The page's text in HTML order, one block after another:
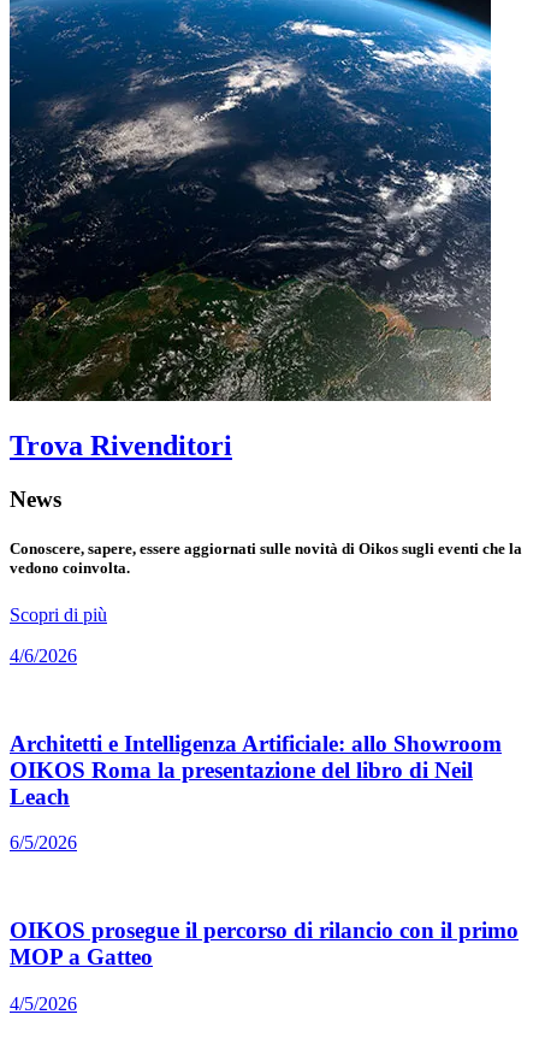
Trova Rivenditori
News
Conoscere, sapere, essere aggiornati sulle novità di Oikos sugli eventi che la
vedono coinvolta.
Scopri di più
4/6/2026
Architetti e Intelligenza Artificiale: allo Showroom
OIKOS Roma la presentazione del libro di Neil
Leach
6/5/2026
OIKOS prosegue il percorso di rilancio con il primo
MOP a Gatteo
4/5/2026